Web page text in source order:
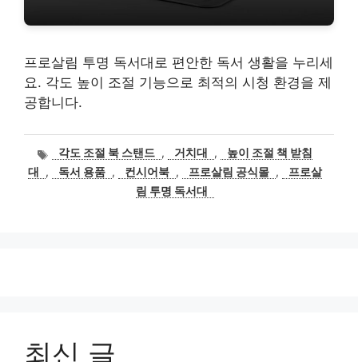
프로살림 투명 독서대로 편안한 독서 생활을 누리세
요. 각도 높이 조절 기능으로 최적의 시청 환경을 제
공합니다.
태
그
각도 조절 북 스탠드 , 거치대 ,
높이 조절 책 받침
대
, 독서 용품 , 컨시어북 , 프로살림 공식몰 ,
프로살
림 투명 독서대
최신 글